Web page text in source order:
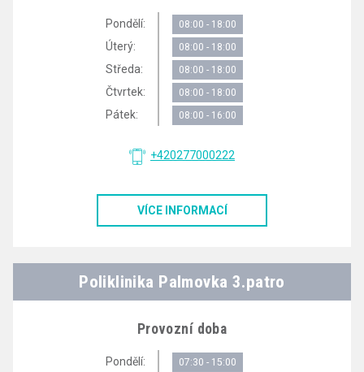
Pondělí: 08:00 - 18:00
Úterý: 08:00 - 18:00
Středa: 08:00 - 18:00
Čtvrtek: 08:00 - 18:00
Pátek: 08:00 - 16:00
+420277000222
VÍCE INFORMACÍ
Poliklinika Palmovka 3.patro
Provozní doba
Pondělí: 07:30 - 15:00